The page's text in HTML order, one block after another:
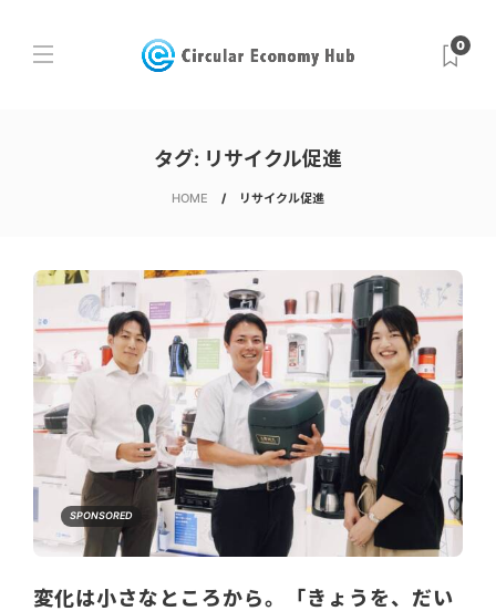
0
タグ: リサイクル促進
HOME リサイクル促進
SPONSORED
変化は小さなところから。「きょうを、だい